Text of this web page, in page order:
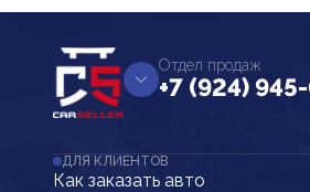
Отдел продаж
+7 (924)
ДЛЯ КЛИЕНТОВ
Как заказать авто